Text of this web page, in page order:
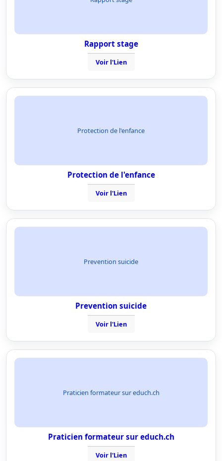
Rapport stage
Voir l'Lien
Protection de l'enfance
Protection de l'enfance
Voir l'Lien
Prevention suicide
Prevention suicide
Voir l'Lien
Praticien formateur sur educh.ch
Praticien formateur sur educh.ch
Voir l'Lien